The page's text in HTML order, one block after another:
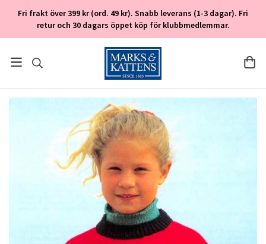
Fri frakt över 399 kr (ord. 49 kr). Snabb leverans (1-3 dagar). Fri
retur och 30 dagars öppet köp för klubbmedlemmar.